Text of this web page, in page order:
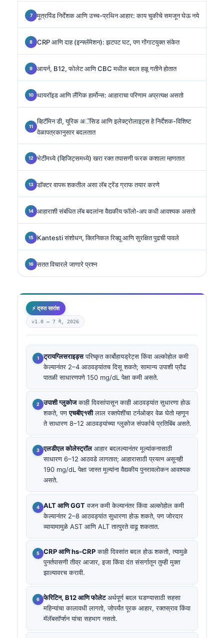
मूत्रपिंड निर्देशक आणि उच्च-प्रथिन आहार: काय चुकीचे समजून घेऊ नये
CRP आणि दाह (इन्फ्लॅमेशन): झटपट घट, पण गोंगाटयुक्त संकेत
आयर्न, B12, फोलेट आणि CBC मधील बदल हळू गतीने होतात
थायरॉइड आणि लैंगिक हार्मोन्स: आहाराचा परिणाम अप्रत्यक्ष असतो
व्हिटॅमिन डी, यूरिक अॅसिड आणि इलेक्ट्रोलाइट्स हे निर्देशक-विशिष्ट
वेळापत्रकानुसार बदलतात
भेटींमध्ये (व्हिजिट्समध्ये) खरा रक्त तपासणी फरक कशाला म्हणतात
डॉक्टर वापरू शकतील असा लॅब ट्रेंड ग्राफ तयार करणे
आहाराशी संबंधित लॅब बदलांना वैद्यकीय फॉलो-अप कधी आवश्यक असतो
Kantesti संशोधन, क्लिनिकल रिव्ह्यू आणि सुरक्षित पुढची पावले
सतत विचारले जाणारे प्रश्न
⚡ द्रुत सारांश
v1.0 — 7 मे, 2026
ट्रायग्लिसराइड्सपरिष्कृत कार्बोहायड्रेट्स किंवा अल्कोहोल कमी
केल्यानंतर 2–4 आठवड्यांतच दिसू शकते; सामान्य उपाशी प्रौढ
पातळी साधारणपणे 150 mg/dL पेक्षा कमी असते.
उपाशी ग्लुकोजकाही दिवसांपासून काही आठवड्यांत सुधारणा होऊ
शकते, पणएचबीए१सीलाल रक्तपेशींचा टर्नओव्हर वेळ घेतो म्हणून
ते साधारण 8–12 आठवड्यांच्या ग्लुकोज संपर्काचे प्रतिबिंब असते.
एलडीएल कोलेस्ट्रॉलआहार बदलल्यानंतर मूल्यांकनासाठी
साधारण 6–12 आठवडे लागतात; आहारासाठी प्रयत्न असूनही
190 mg/dL पेक्षा जास्त मूल्यांना वैद्यकीय पुनरावलोकन आवश्यक
असते.
ALT आणि GGTवजन कमी केल्यानंतर किंवा अल्कोहोल कमी
केल्यानंतर 2–8 आठवड्यांत सुधारणा होऊ शकते, पण जोरदार
व्यायामामुळे AST आणि ALT तात्पुरते वाढू शकतात.
CRP आणि hs-CRPकाही दिवसांत बदल होऊ शकतो, त्यामुळे
पुनर्तपासणी तीव्र आजार, इजा किंवा दंत संसर्गातून तुम्ही मुक्त
झाल्यावरच करावी.
फेरिटिन, B12 आणि फोलेटअर्थपूर्ण बदल घडण्यासाठी सहसा
महिन्यांचा कालावधी लागतो, जोपर्यंत पूरक आहार, रक्तस्राव किंवा
मॅलॅबसॉर्प्शन यांचा सहभाग नसतो.